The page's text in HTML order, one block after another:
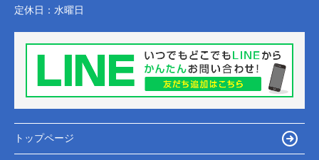
定休日： 水曜日
トップページ